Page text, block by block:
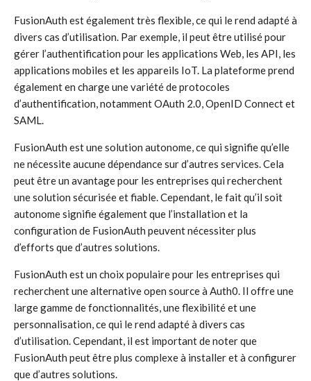
FusionAuth est également très flexible, ce qui le rend adapté à
divers cas d’utilisation. Par exemple, il peut être utilisé pour
gérer l’authentification pour les applications Web, les API, les
applications mobiles et les appareils IoT. La plateforme prend
également en charge une variété de protocoles
d’authentification, notamment OAuth 2.0, OpenID Connect et
SAML.
FusionAuth est une solution autonome, ce qui signifie qu’elle
ne nécessite aucune dépendance sur d’autres services. Cela
peut être un avantage pour les entreprises qui recherchent
une solution sécurisée et fiable. Cependant, le fait qu’il soit
autonome signifie également que l’installation et la
configuration de FusionAuth peuvent nécessiter plus
d’efforts que d’autres solutions.
FusionAuth est un choix populaire pour les entreprises qui
recherchent une alternative open source à Auth0. Il offre une
large gamme de fonctionnalités, une flexibilité et une
personnalisation, ce qui le rend adapté à divers cas
d’utilisation. Cependant, il est important de noter que
FusionAuth peut être plus complexe à installer et à configurer
que d’autres solutions.